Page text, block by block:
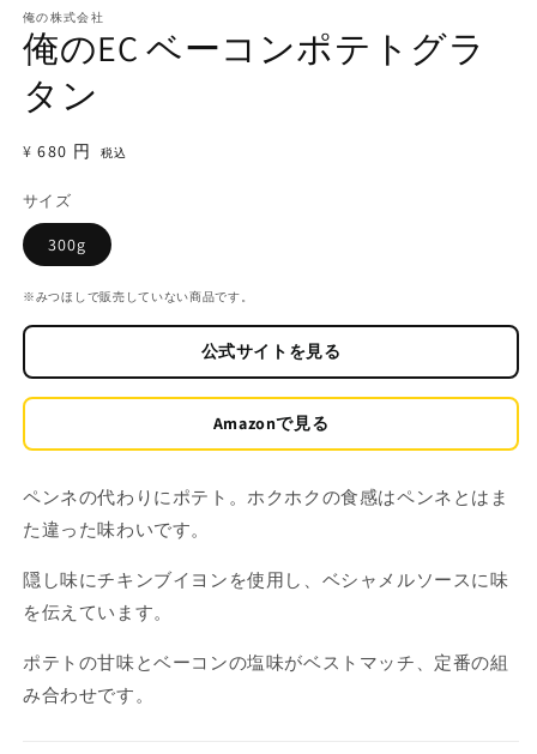
を
開
く
俺の株式会社
俺のEC ベーコンポテトグラ
タン
通
価
格
¥680 円 税込
サイズ
300g
※みつほしで販売していない商品です。
公式サイトを見る
Amazonで見る
ペンネの代わりにポテト。ホクホクの食感はペンネとはま
た違った味わいです。
隠し味にチキンブイヨンを使用し、ベシャメルソースに味
を伝えています。
ポテトの甘味とベーコンの塩味がベストマッチ、定番の組
み合わせです。